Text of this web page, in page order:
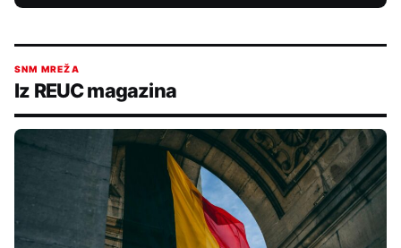
SNM MREŽA
Iz REUC magazina